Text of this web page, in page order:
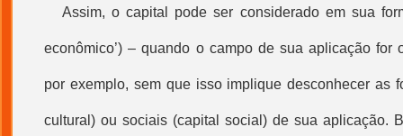
Assim, o capital pode ser considerado em sua
econômico’) – quando o campo de sua aplicação for
por exemplo, sem que isso implique desconhecer as
cultural ) ou sociais (capital social ) de sua aplicação.